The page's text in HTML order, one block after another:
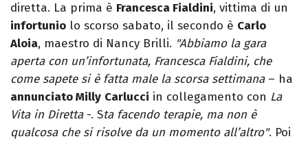
diretta. La prima è Francesca Fialdini, vittima di un
infortunio lo scorso sabato, il secondo è Carlo
Aloia, maestro di Nancy Brilli. "Abbiamo la gara
aperta con un’infortunata, Francesca Fialdini, che
come sapete si è fatta male la scorsa settimana– ha
annunciato Milly Carlucci in collegamento con La
Vita in Diretta-. Sta facendo terapie, ma non è
qualcosa che si risolve da un momento all’altro". Poi